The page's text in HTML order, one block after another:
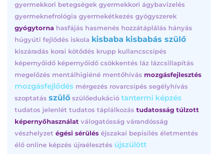
gyermekkori betegségek gyermekkori ágybavizelés
gyermeknefrológia gyermekétkezés gyógyszerek
gyógytorna hasfájás hasmenés hozzátáplálás hányás
húgyúti fejlődés iskola kisbaba kisbabás szülő
kiszáradás korai kötődés krupp kullancscsípés
képernyőidő képernyőidő csökkentés láz lázcsillapítás
megelőzés mentálhigiéné mentőhívás mozgásfejlesztés
mozgásfejlődés mérgezés rovarcsípés segélyhívás
szoptatás szülő szülőedukáció tantermi képzés
tudatos jelenlét tudatos táplálkozás tudatosság túlzott
képernyőhasználat válogatósság várandósság
vészhelyzet égési sérülés éjszakai bepisilés életmentés
élő online képzés újraélesztés újszülött